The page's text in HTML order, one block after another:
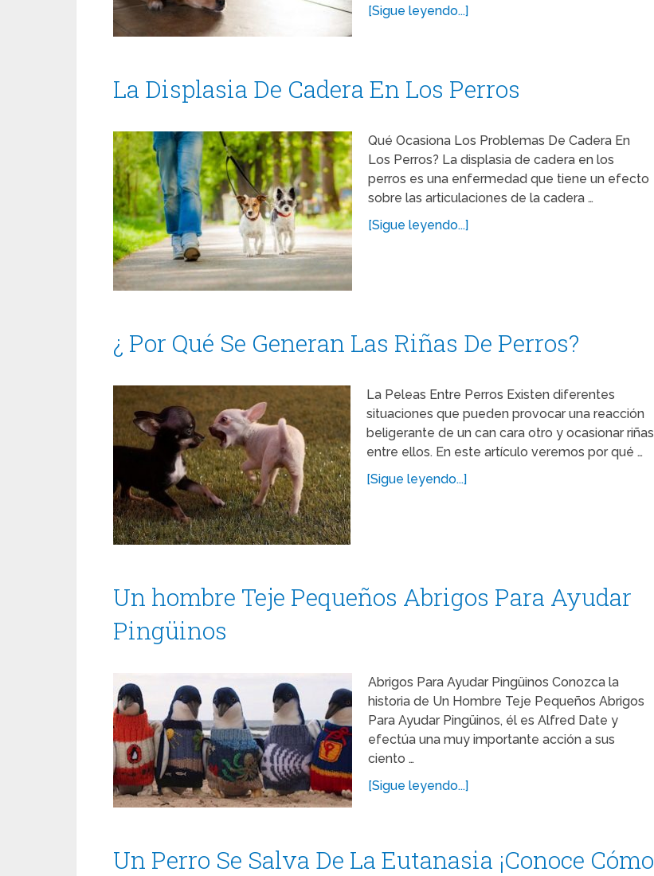
[Sigue leyendo...]
La Displasia De Cadera En Los Perros
Qué Ocasiona Los Problemas De Cadera En
Los Perros? La displasia de cadera en los
perros es una enfermedad que tiene un efecto
sobre las articulaciones de la cadera …
[Sigue leyendo...]
¿ Por Qué Se Generan Las Riñas De Perros?
La Peleas Entre Perros Existen diferentes
situaciones que pueden provocar una reacción
beligerante de un can cara otro y ocasionar riñas
entre ellos. En este artículo veremos por qué …
[Sigue leyendo...]
Un hombre Teje Pequeños Abrigos Para Ayudar
Pingüinos
Abrigos Para Ayudar Pingüinos Conozca la
historia de Un Hombre Teje Pequeños Abrigos
Para Ayudar Pingüinos, él es Alfred Date y
efectúa una muy importante acción a sus
ciento …
[Sigue leyendo...]
Un Perro Se Salva De La Eutanasia ¡Conoce Cómo